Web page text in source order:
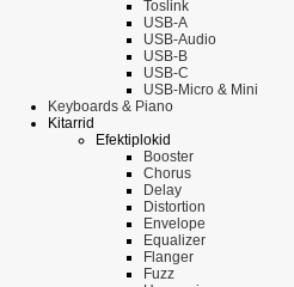
Toslink
USB-A
USB-Audio
USB-B
USB-C
USB-Micro & Mini
Keyboards & Piano
Kitarrid
Efektiplokid
Booster
Chorus
Delay
Distortion
Envelope
Equalizer
Flanger
Fuzz